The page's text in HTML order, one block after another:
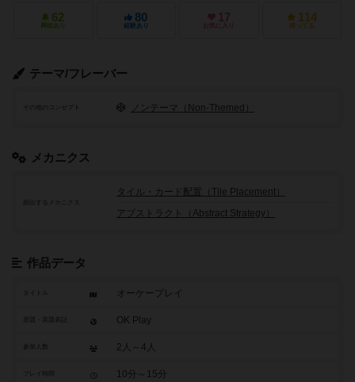
62
興味あり
80
経験あり
17
お気に入り
114
持ってる
テーマ/フレーバー
その他のコンセプト ノンテーマ（Non-Themed）
メカニクス
頻出するメカニクス
タイル・カード配置（Tile Placement）
アブストラクト（Abstract Strategy）
作品データ
タイトル オーケープレイ
OK Play
参加人数 2人～4人
10分～15分